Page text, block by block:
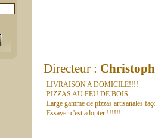
Directeur :
LIVRAISON A DOMICILE!!!!
PIZZAS AU FEU DE BOIS
Large gamme de pizzas artisanales
Essayer c'est adopter !!!!!!